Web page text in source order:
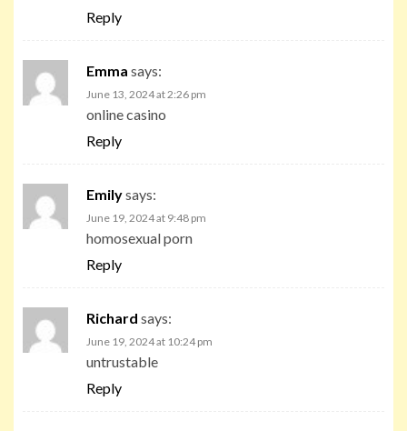
Reply
Emma says:
June 13, 2024 at 2:26 pm
online casino
Reply
Emilysays:
June 19, 2024 at 9:48 pm
homosexual porn
Reply
Richard says:
June 19, 2024 at 10:24 pm
untrustable
Reply